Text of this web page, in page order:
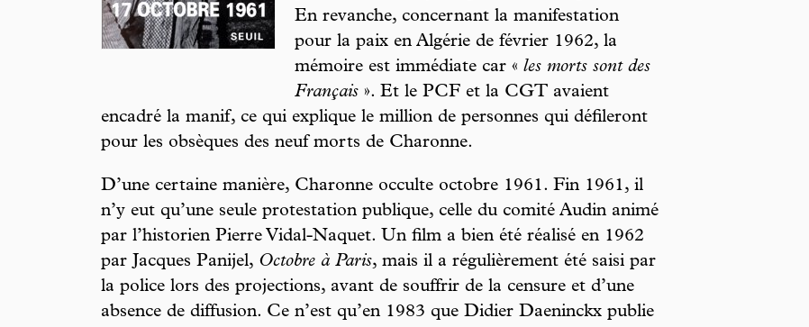
En revanche, concernant la manifestation
pour la paix en Algérie de février 1962, la
mémoire est immédiate car « les morts sont des
Français ». Et le PCF et la CGT avaient
encadré la manif, ce qui explique le million de personnes qui défileront
pour les obsèques des neuf morts de Charonne.
D’une certaine manière, Charonne occulte octobre 1961. Fin 1961, il
n’y eut qu’une seule protestation publique, celle du comité Audin animé
par l’historien Pierre Vidal-Naquet. Un film a bien été réalisé en 1962
par Jacques Panijel, Octobre à Paris, mais il a régulièrement été saisi par
la police lors des projections, avant de souffrir de la censure et d’une
absence de diffusion. Ce n’est qu’en 1983 que Didier Daeninckx publie